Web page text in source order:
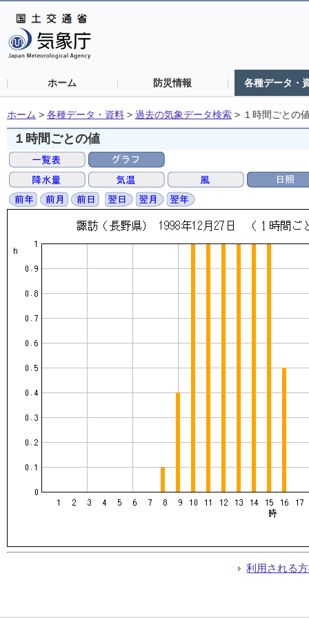
ホーム 防災情報 各種データ・
ホーム > 各種データ・資料 > 過去の気象データ検索 > １時間ごとの
１時間ごとの値
利用される